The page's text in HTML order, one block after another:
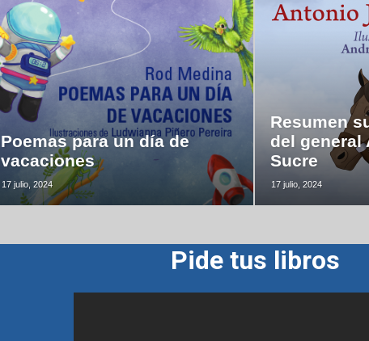
Poemas para un día de
vacaciones
17 julio, 2024
Resumen
del general
Sucre
17 julio, 2024
Pide tus libros